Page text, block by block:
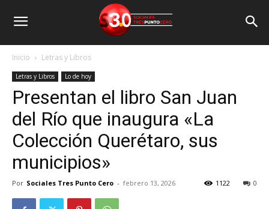
Inicio Letras y Libros
Letras y Libros Lo de hoy
Presentan el libro San Juan
del Río que inaugura «La
Colección Querétaro, sus
municipios»
Por Sociales Tres Punto Cero - febrero 13, 2026 0
1122